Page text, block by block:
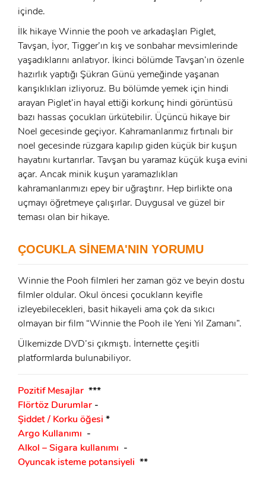
x
GIRIŞ YAP
E-Posta:
Şifre:
Beni Hatırla Şifremi Unuttum ?
GIRIŞ
ÜYE OL
Ad Soyad:
E-Posta:
Şifre:
ÜYE OL
GIRIŞ
içinde.
İlk hikaye Winnie the pooh ve arkadaşları Piglet,
Tavşan, İyor, Tigger’ın kış ve sonbahar mevsimlerinde
yaşadıklarını anlatıyor. İkinci bölümde Tavşan’ın özenle
hazırlık yaptığı Şükran Günü yemeğinde yaşanan
karışıklıkları izliyoruz. Bu bölümde yemek için hindi
arayan Piglet’in hayal ettiği korkunç hindi görüntüsü
bazı hassas çocukları ürkütebilir. Üçüncü hikaye bir
Noel gecesinde geçiyor. Kahramanlarımız fırtınalı bir
noel gecesinde rüzgara kapılıp giden küçük bir kuşun
hayatını kurtarırlar. Tavşan bu yaramaz küçük kuşa evini
açar. Ancak minik kuşun yaramazlıkları
kahramanlarımızı epey bir uğraştırır. Hep birlikte ona
uçmayı öğretmeye çalışırlar. Duygusal ve güzel bir
teması olan bir hikaye.
ÇOCUKLA SİNEMA'NIN YORUMU
Winnie the Pooh filmleri her zaman göz ve beyin dostu
filmler oldular. Okul öncesi çocukların keyifle
izleyebilecekleri, basit hikayeli ama çok da sıkıcı
olmayan bir film “Winnie the Pooh ile Yeni Yıl Zamanı”.
Ülkemizde DVD’si çıkmıştı. İnternette çeşitli
platformlarda bulunabiliyor.
Pozitif Mesajlar ***
Flörtöz Durumlar -
Şiddet / Korku öğesi *
Argo Kullanımı -
Alkol – Sigara kullanımı -
Oyuncak isteme potansiyeli **